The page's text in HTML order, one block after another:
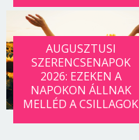
AUGUSZTUSI
SZERENCSENAPOK
2026: EZEKEN A
NAPOKON ÁLLNAK
MELLÉD A CSILLAGOK